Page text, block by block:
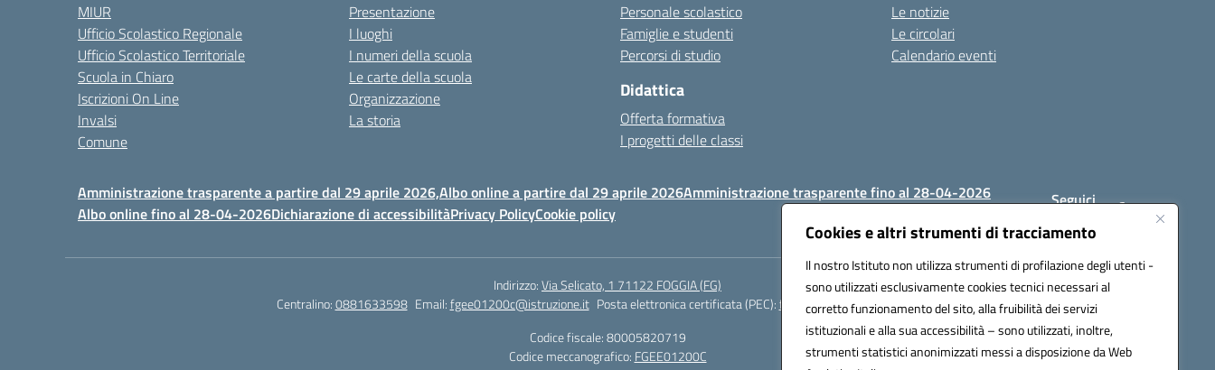
Cookies e altri strumenti di tracciamento
Il nostro Istituto non utilizza strumenti di profilazione degli utenti -
sono utilizzati esclusivamente cookies tecnici necessari al
corretto funzionamento del sito, alla fruibilità dei servizi
istituzionali e alla sua accessibilità – sono utilizzati, inoltre,
strumenti statistici anonimizzati messi a disposizione da Web
MIUR
Ufficio Scolastico Regionale
Ufficio Scolastico Territoriale
Scuola in Chiaro
Iscrizioni On Line
Invalsi
Comune
Presentazione
I luoghi
I numeri della scuola
Le carte della scuola
Organizzazione
La storia
Personale scolastico
Famiglie e studenti
Percorsi di studio
Didattica
Offerta formativa
I progetti delle classi
Le notizie
Le circolari
Calendario eventi
Amministrazione trasparente a partire dal 29 aprile 2026,Albo online a partire dal 29 aprile 2026Amministrazione trasparente fino al 28-04-2026
Albo online fino al 28-04-2026Dichiarazione di accessibilitàPrivacy PolicyCookie policy
Seguici
Indirizzo:Via Selicato, 1 71122 FOGGIA (FG)
Centralino:0881633598 Email:fgee01200c@istruzione.it Posta elettronica certificata (PEC):fgee01200c@pec.istruzione.it
Codice fiscale: 80005820719
Codice meccanografico: FGEE01200C